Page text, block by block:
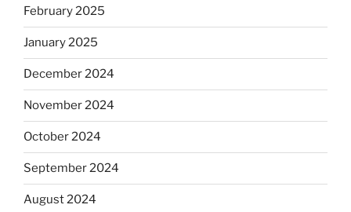
February 2025
January 2025
December 2024
November 2024
October 2024
September 2024
August 2024